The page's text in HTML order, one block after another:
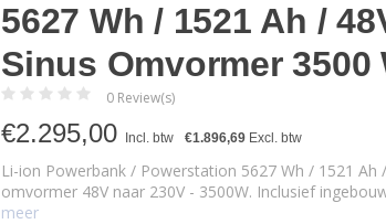
5627 Wh / 1521 Ah /
Sinus Omvormer 3500
0 Review(s)
€2.295,00 Incl. btw €1.896,69 Excl. btw
Li-ion Powerbank / Powerstation 5627 Wh / 1521 Ah
omvormer 48V naar 230V - 3500W. Inclusief
meer